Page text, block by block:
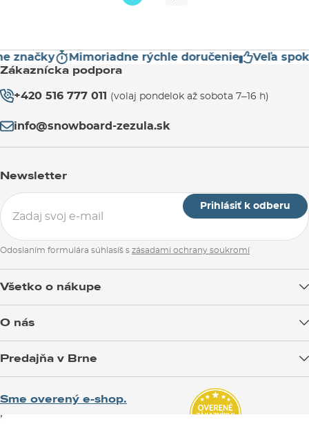
Mimoriadne rýchle doručenie Veľa
Zákaznícka podpora
+420 516 777 011 (volaj pondelok až sobota 7–16 h)
info@snowboard-zezula.sk
Newsletter
Prihlásiť k odberu
Odoslaním formulára súhlasíš s zásadami ochrany soukromí
Všetko o nákupe
Výmena a vrátenie tovaru
Reklamácie
Návody na použitie a údržbu
O nás
SNOWBOARD ZEZULA Team
Ako si vybrať vybavenie
Predajňa v Brne
Mapa a ako k nám
Sme overený e-shop.
Naši spokojní zákazníci nám udelili